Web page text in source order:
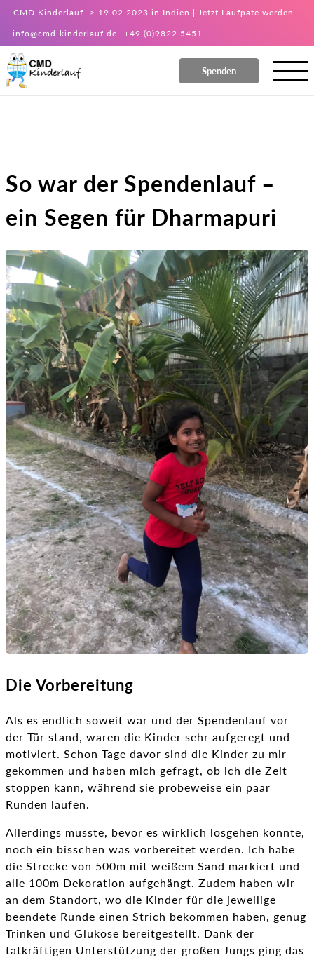
CMD Kinderlauf -> 19.02.2023 in Indien | Jetzt Laufpate werden
|
info@cmd-kinderlauf.de
+49 (0)9822 5451
Spenden
So war der Spendenlauf –
ein Segen für Dharmapuri
Die Vorbereitung
Als es endlich soweit war und der Spendenlauf vor
der Tür stand, waren die Kinder sehr aufgeregt und
motiviert. Schon Tage davor sind die Kinder zu mir
gekommen und haben mich gefragt, ob ich die Zeit
stoppen kann, während sie probeweise ein paar
Runden laufen.
Allerdings musste, bevor es wirklich losgehen konnte,
noch ein bisschen was vorbereitet werden. Ich habe
die Strecke von 500m mit weißem Sand markiert und
alle 100m Dekoration aufgehängt. Zudem haben wir
an dem Standort, wo die Kinder für die jeweilige
beendete Runde einen Strich bekommen haben, genug
Trinken und Glukose bereitgestellt. Dank der
tatkräftigen Unterstützung der großen Jungs ging das